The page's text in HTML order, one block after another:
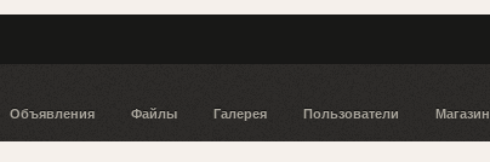
Объявления Файлы Галерея Пользователи Магазин